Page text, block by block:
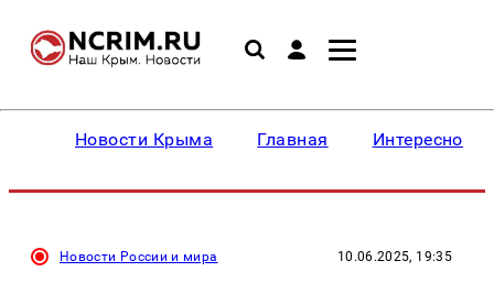
Новости Крыма Главная Интересное
Новости России и мира 10.06.2025, 19:35